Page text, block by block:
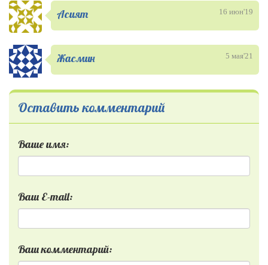
Асият 16 июн'19
Жасмин 5 мая'21
Оставить комментарий
Ваше имя:
Ваш E-mail:
Ваш комментарий: